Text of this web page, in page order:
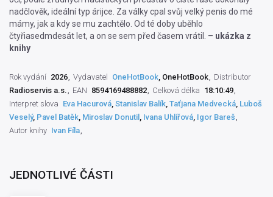
nadčlověk, ideální typ árijce. Za války cpal svůj velký penis do mé
mámy, jak a kdy se mu zachtělo. Od té doby uběhlo
čtyřiasedmdesát let, a on se sem před časem vrátil. – ukázka z
knihy
Rok vydání 2026 Vydavatel OneHotBook , OneHotBook
Distributor
Radioservis a.s.
EAN 8594169488882 Celková délka 18:10:49
Interpret slova Eva Hacurová Stanislav Balík Taťjana Medvecká Luboš
Veselý, Pavel Batěk Miroslav Donutil Ivana Uhlířová Igor Bareš
Autor knihy Ivan Fíla
JEDNOTLIVÉ ČÁSTI